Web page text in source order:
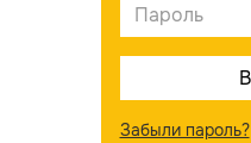
Забыли пароль?